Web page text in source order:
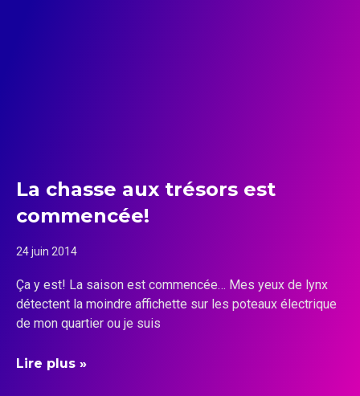
La chasse aux trésors est
commencée!
24 juin 2014
Ça y est! La saison est commencée… Mes yeux de lynx
détectent la moindre affichette sur les poteaux électrique
de mon quartier ou je suis
Lire plus »